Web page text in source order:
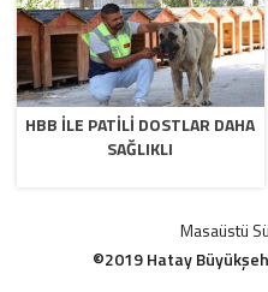
HBB İLE PATİLİ DOSTLAR DAHA
SAĞLIKLI
Masaüstü
©2019 Hatay